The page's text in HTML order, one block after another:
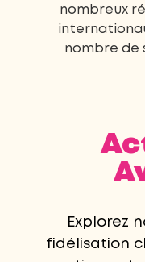
nombreux
nombre de
Explorez
fidélisation